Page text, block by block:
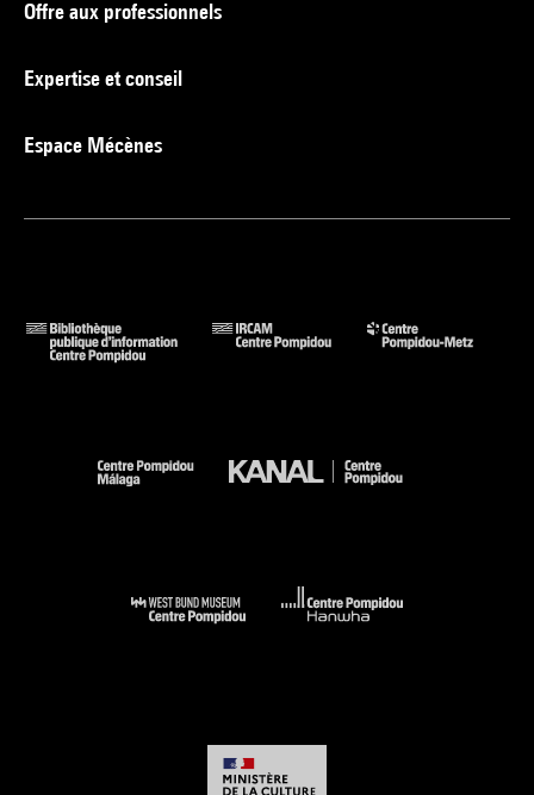
Offre aux professionnels
Expertise et conseil
Espace Mécènes